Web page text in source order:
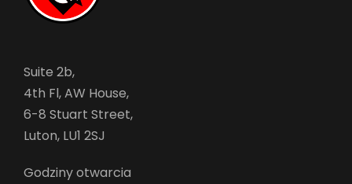
Suite 2b,
4th Fl, AW House,
6-8 Stuart Street,
Luton, LU1 2SJ
Godziny otwarcia